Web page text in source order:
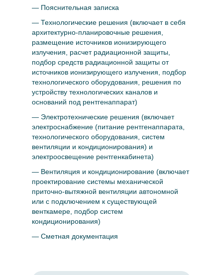
— Пояснительная записка
— Технологические решения (включает в себя
архитектурно-планировочные решения,
размещение источников ионизирующего
излучения, расчет радиационной защиты,
подбор средств радиационной защиты от
источников ионизирующего излучения, подбор
технологического оборудования, решения по
устройству технологических каналов и
оснований под рентгенаппарат)
— Электротехнические решения (включает
электроснабжение (питание рентгенаппарата,
технологического оборудования, систем
вентиляции и кондиционирования) и
электроосвещение рентгенкабинета)
— Вентиляция и кондиционирование (включает
проектирование системы механической
приточно-вытяжной вентиляции автономной
или с подключением к существующей
венткамере, подбор систем
кондиционирования)
— Сметная документация